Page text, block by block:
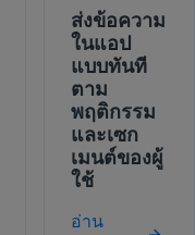
ส่งข้อความ
ในแอป
แบบทันที
ตาม
พฤติกรรม
และเซก
เมนต์ของผู้
ใช้
อ่าน